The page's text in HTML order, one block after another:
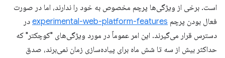
است. برخی از ویژگی‌ها پرچم مخصوص به خود را ندارند، اما در صورت
فعال بودن پرچم experimental-web-platform-features در
دسترس قرار می‌گیرند. این امر عموماً در مورد ویژگی‌های "کوچکتر" که
حداکثر بیش از سه تا شش ماه برای پیاده‌سازی زمان نمی‌برند، صدق